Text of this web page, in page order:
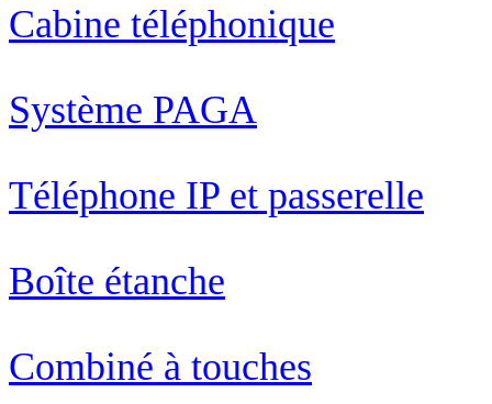
Cabine téléphonique
Système PAGA
Téléphone IP et passerelle
Boîte étanche
Combiné à touches